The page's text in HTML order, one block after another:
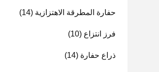
حفارة المطرقة الاهتزازية (14)
فرز انتزاع (10)
ذراع حفارة (14)